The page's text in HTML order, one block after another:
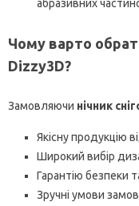
абразивних
Чому варто
Dizzy3D?
Замовляючи нічник
Якісну продукцію
Широкий вибір
Гарантію безпеки
Зручні умови